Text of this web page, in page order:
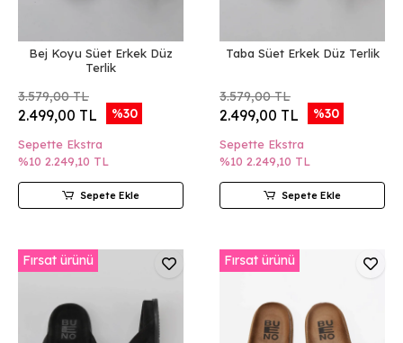
Bej Koyu Süet Erkek Düz
Terlik
3.579,00 TL
2.499,00 TL %30
Sepette Ekstra
%10 2.249,10 TL
Sepete Ekle
Taba Süet Erkek Düz Terlik
3.579,00 TL
2.499,00 TL %30
Sepette Ekstra
%10 2.249,10 TL
Sepete Ekle
Fırsat ürünü Fırsat ürünü